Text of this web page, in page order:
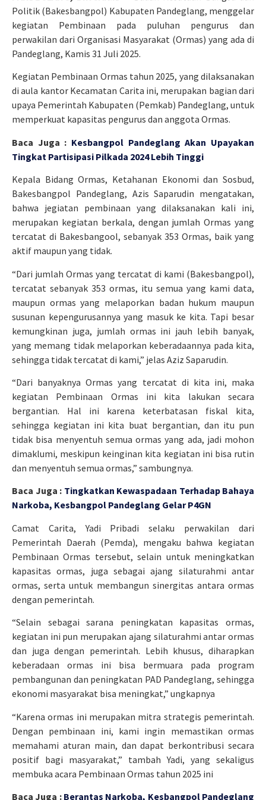
Politik (Bakesbangpol) Kabupaten Pandeglang, menggelar
kegiatan Pembinaan pada puluhan pengurus dan
perwakilan dari Organisasi Masyarakat (Ormas) yang ada di
Pandeglang, Kamis 31 Juli 2025.
Kegiatan Pembinaan Ormas tahun 2025, yang dilaksanakan
di aula kantor Kecamatan Carita ini, merupakan bagian dari
upaya Pemerintah Kabupaten (Pemkab) Pandeglang, untuk
memperkuat kapasitas pengurus dan anggota Ormas.
Baca Juga : Kesbangpol Pandeglang Akan Upayakan
Tingkat Partisipasi Pilkada 2024 Lebih Tinggi
Kepala Bidang Ormas, Ketahanan Ekonomi dan Sosbud,
Bakesbangpol Pandeglang, Azis Saparudin mengatakan,
bahwa jegiatan pembinaan yang dilaksanakan kali ini,
merupakan kegiatan berkala, dengan jumlah Ormas yang
tercatat di Bakesbangool, sebanyak 353 Ormas, baik yang
aktif maupun yang tidak.
“Dari jumlah Ormas yang tercatat di kami (Bakesbangpol),
tercatat sebanyak 353 ormas, itu semua yang kami data,
maupun ormas yang melaporkan badan hukum maupun
susunan kepengurusannya yang masuk ke kita. Tapi besar
kemungkinan juga, jumlah ormas ini jauh lebih banyak,
yang memang tidak melaporkan keberadaannya pada kita,
sehingga tidak tercatat di kami,” jelas Aziz Saparudin.
“Dari banyaknya Ormas yang tercatat di kita ini, maka
kegiatan Pembinaan Ormas ini kita lakukan secara
bergantian. Hal ini karena keterbatasan fiskal kita,
sehingga kegiatan ini kita buat bergantian, dan itu pun
tidak bisa menyentuh semua ormas yang ada, jadi mohon
dimaklumi, meskipun keinginan kita kegiatan ini bisa rutin
dan menyentuh semua ormas,” sambungnya.
Baca Juga : Tingkatkan Kewaspadaan Terhadap Bahaya
Narkoba, Kesbangpol Pandeglang Gelar P4GN
Camat Carita, Yadi Pribadi selaku perwakilan dari
Pemerintah Daerah (Pemda), mengaku bahwa kegiatan
Pembinaan Ormas tersebut, selain untuk meningkatkan
kapasitas ormas, juga sebagai ajang silaturahmi antar
ormas, serta untuk membangun sinergitas antara ormas
dengan pemerintah.
“Selain sebagai sarana peningkatan kapasitas ormas,
kegiatan ini pun merupakan ajang silaturahmi antar ormas
dan juga dengan pemerintah. Lebih khusus, diharapkan
keberadaan ormas ini bisa bermuara pada program
pembangunan dan peningkatan PAD Pandeglang, sehingga
ekonomi masyarakat bisa meningkat,” ungkapnya
“Karena ormas ini merupakan mitra strategis pemerintah.
Dengan pembinaan ini, kami ingin memastikan ormas
memahami aturan main, dan dapat berkontribusi secara
positif bagi masyarakat,” tambah Yadi, yang sekaligus
membuka acara Pembinaan Ormas tahun 2025 ini
Baca Juga : Berantas Narkoba, Kesbangpol Pandeglang